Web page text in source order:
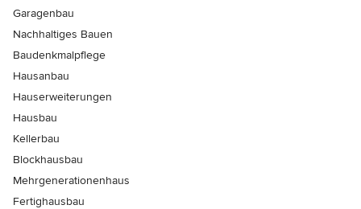
Garagenbau
Nachhaltiges Bauen
Baudenkmalpflege
Hausanbau
Hauserweiterungen
Hausbau
Kellerbau
Blockhausbau
Mehrgenerationenhaus
Fertighausbau